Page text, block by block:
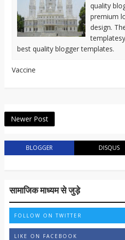
quality
premium
design.
best quality blogger templates.
Vaccine
Newer Post
BLOGGER DISQUS
सामाजिक माध्यम से जुड़े
FOLLOW ON TWITTER
LIKE ON FACEBOOK